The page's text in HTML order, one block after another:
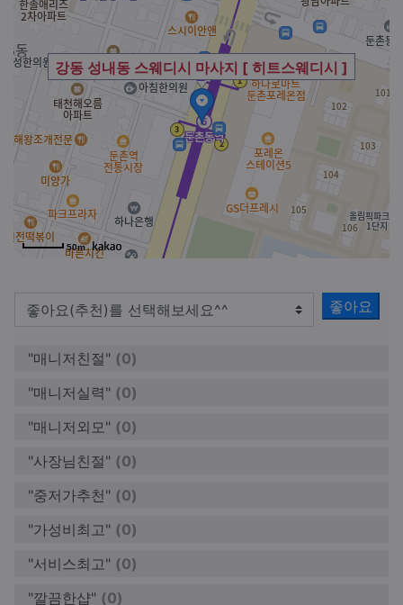
강동 성내동 스웨디시 마사지 [ 히트스웨디시 ]
50m
좋아요
"매니저친절" (0)
"매니저실력" (0)
"매니저외모" (0)
"사장님친절" (0)
"중저가추천" (0)
"가성비최고" (0)
"서비스최고" (0)
"깔끔한샵" (0)